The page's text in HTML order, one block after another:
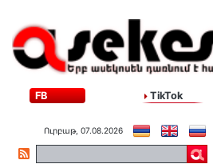
FB TikTok
Ուրբաթ, 07.08.2026